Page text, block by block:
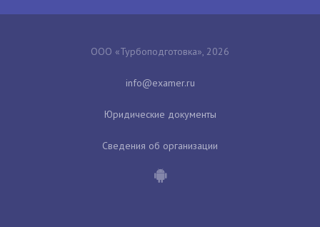
ООО «Турбоподготовка», 2026
Юридические документы
Сведения об организации